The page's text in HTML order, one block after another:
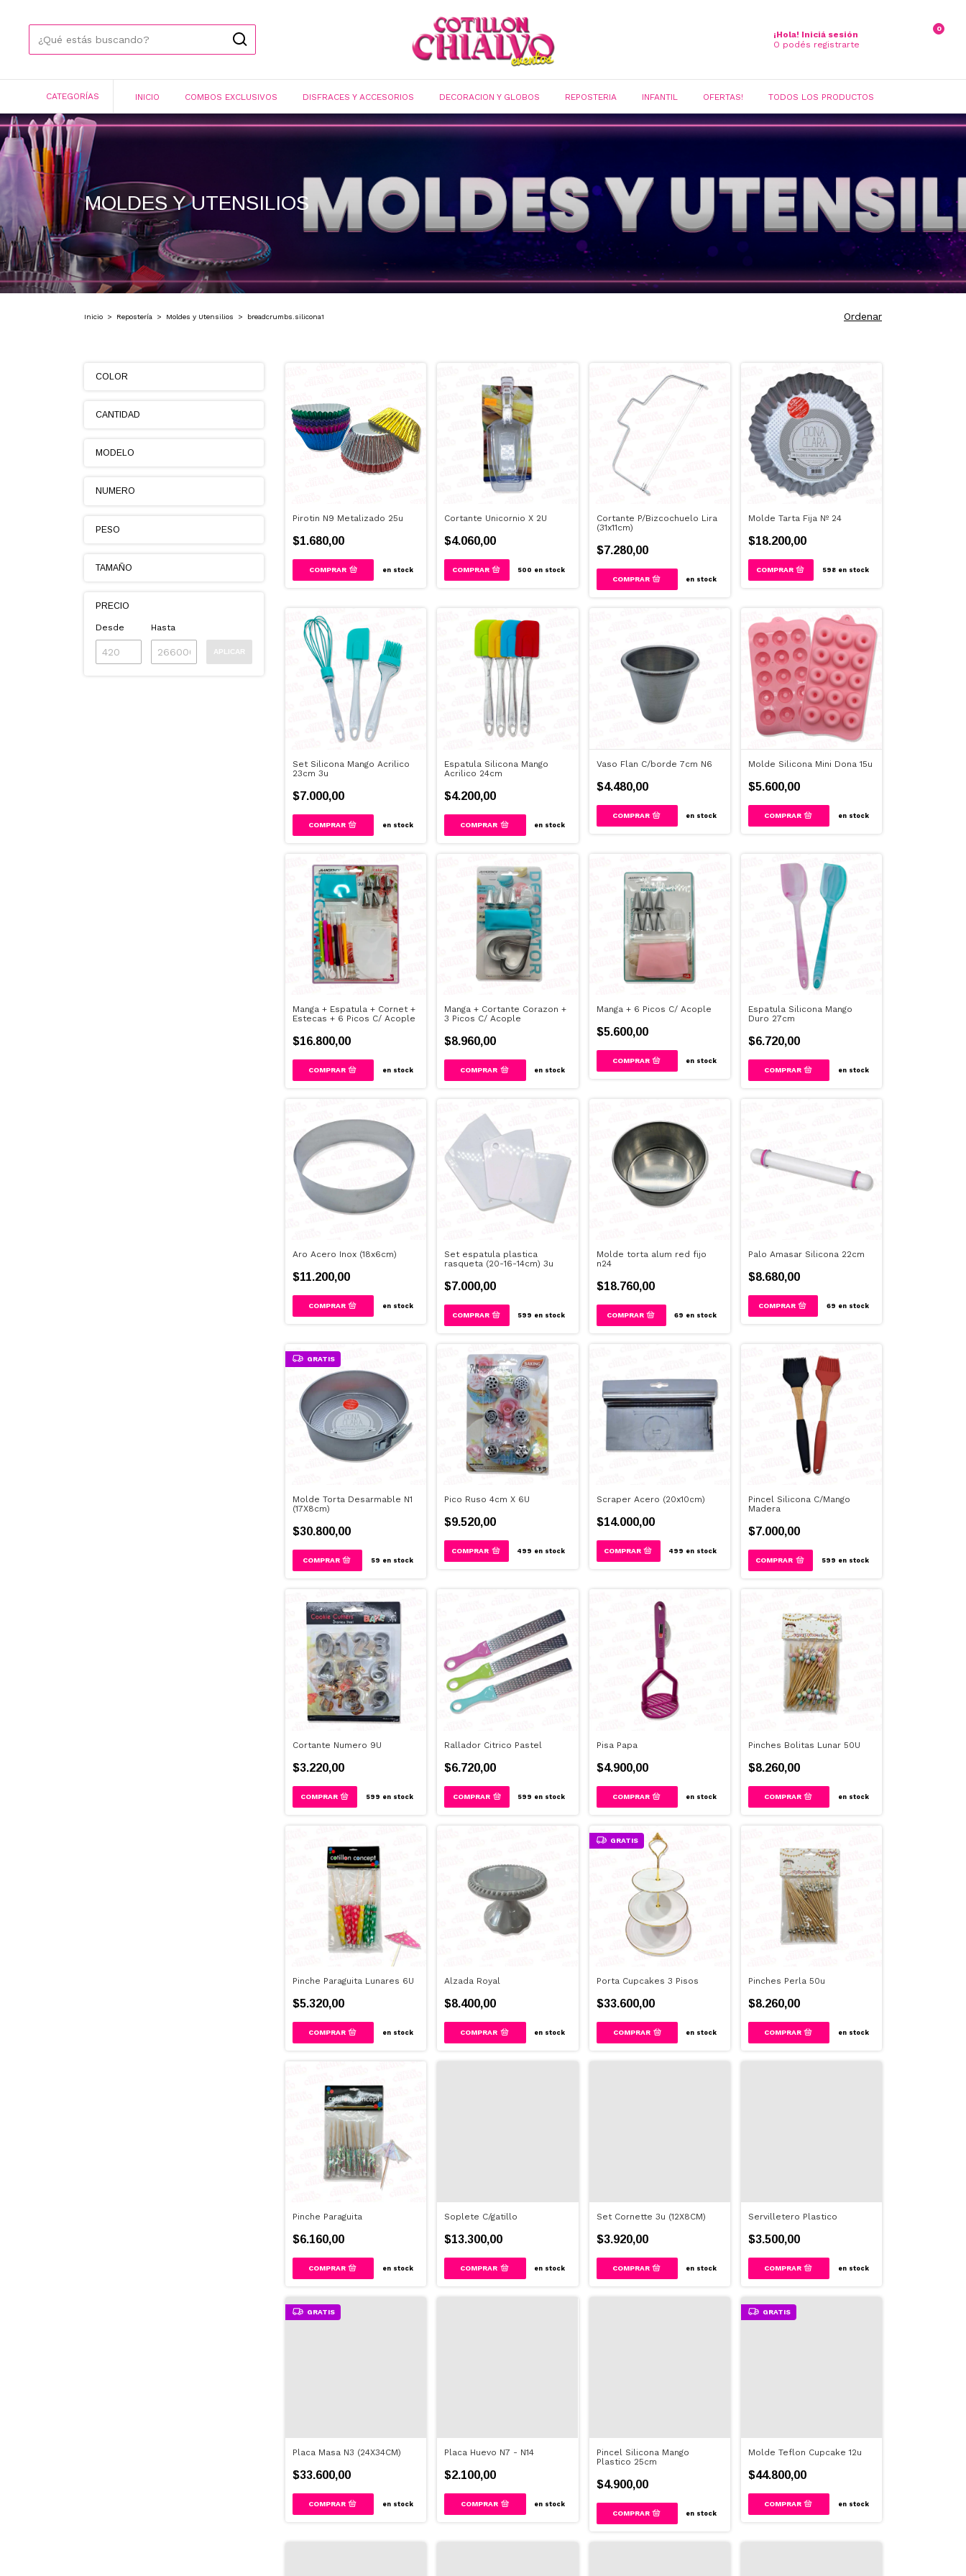
¡Hola! Iniciá sesión
O podés registrarte
0
CATEGORÍAS INICIO COMBOS EXCLUSIVOS DISFRACES Y ACCESORIOS DECORACION Y GLOBOS REPOSTERIA INFANTIL OFERTAS! TODOS LOS PRODUCTOS
MOLDES Y UTENSILIOS
Inicio > Repostería > Moldes y Utensilios > breadcrumbs.silicona1 Ordenar
COLOR
CANTIDAD
MODELO
NUMERO
PESO
TAMAÑO
PRECIO
Desde Hasta
APLICAR
Pirotin N9 Metalizado 25u
$1.680,00
COMPRAR en stock
Cortante Unicornio X 2U
$4.060,00
500 en stock
Cortante P/Bizcochuelo Lira
(31x11cm)
$7.280,00
en stock
Molde Tarta Fija Nº 24
$18.200,00
598en stock
Set Silicona Mango Acrilico
23cm 3u
$7.000,00
en stock
Espatula Silicona Mango
Acrilico 24cm
$4.200,00
en stock
Vaso Flan C/borde 7cm N6
$4.480,00
en stock
Molde Silicona Mini Dona 15u
$5.600,00
en stock
Manga + Espatula + Cornet +
Estecas + 6 Picos C/ Acople
$16.800,00
en stock
Manga + Cortante Corazon +
3 Picos C/ Acople
$8.960,00
en stock
Manga + 6 Picos C/ Acople
$5.600,00
en stock
Espatula Silicona Mango
Duro 27cm
$6.720,00
en stock
Aro Acero Inox (18x6cm)
$11.200,00
en stock
Set espatula plastica
rasqueta (20-16-14cm) 3u
$7.000,00
599 en stock
Molde torta alum red fijo
n24
$18.760,00
69 en stock
Palo Amasar Silicona 22cm
$8.680,00
69 en stock
GRATIS
Molde Torta Desarmable N1
(17X8cm)
$30.800,00
59 en stock
Pico Ruso 4cm X 6U
$9.520,00
499 en stock
Scraper Acero (20x10cm)
$14.000,00
499 en stock
Pincel Silicona C/Mango
Madera
$7.000,00
599 en stock
Cortante Numero 9U
$3.220,00
599 en stock
Rallador Citrico Pastel
$6.720,00
COMPRAR 599 en stock
Pisa Papa
$4.900,00
en stock
Pinches Bolitas Lunar 50U
$8.260,00
en stock
Pinche Paraguita Lunares 6U
$5.320,00
en stock
Alzada Royal
$8.400,00
en stock
GRATIS
Porta Cupcakes 3 Pisos
$33.600,00
COMPRAR en stock
Pinches Perla 50u
$8.260,00
en stock
Pinche Paraguita
$6.160,00
en stock
Soplete C/gatillo
$13.300,00
en stock
Set Cornette 3u (12X8CM)
$3.920,00
en stock
Servilletero Plastico
$3.500,00
en stock
GRATIS
Placa Masa N3 (24X34CM)
$33.600,00
en stock
Placa Huevo N7 - N14
$2.100,00
COMPRAR en stock
Pincel Silicona Mango
Plastico 25cm
$4.900,00
en stock
GRATIS
Molde Teflon Cupcake 12u
$44.800,00
en stock